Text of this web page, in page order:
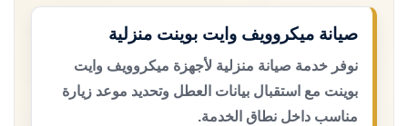
صيانة ميكروويف وايت بوينت منزلية
نوفر خدمة صيانة منزلية لأجهزة ميكروويف وايت
بوينت مع استقبال بيانات العطل وتحديد موعد زيارة
مناسب داخل نطاق الخدمة.